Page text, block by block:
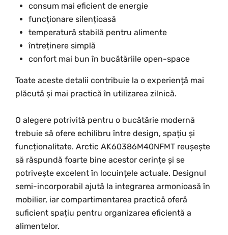
consum mai eficient de energie
funcționare silențioasă
temperatură stabilă pentru alimente
întreținere simplă
confort mai bun în bucătăriile open-space
Toate aceste detalii contribuie la o experiență mai
plăcută și mai practică în utilizarea zilnică.
O alegere potrivită pentru o bucătărie modernă
trebuie să ofere echilibru între design, spațiu și
funcționalitate. Arctic AK60386M40NFMT reușește
să răspundă foarte bine acestor cerințe și se
potrivește excelent în locuințele actuale. Designul
semi-incorporabil ajută la integrarea armonioasă în
mobilier, iar compartimentarea practică oferă
suficient spațiu pentru organizarea eficientă a
alimentelor.